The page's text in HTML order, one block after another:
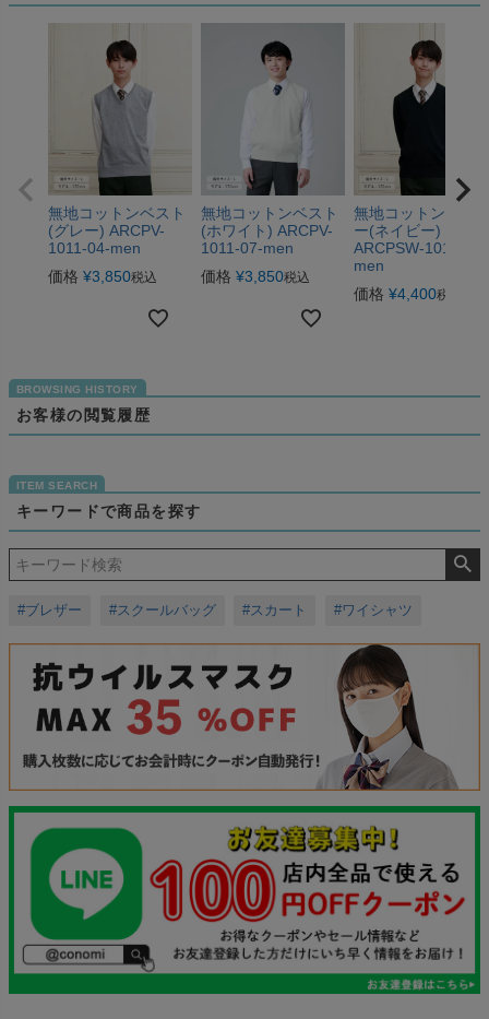
無地コットンベスト
(グレー) ARCPV-
1011-04-men
価格 ¥3,850税込
無地コットンベスト
(ホワイト) ARCPV-
1011-07-men
価格 ¥3,850税込
無地コットンセー
ー(ネイビー)
ARCPSW-1011-01-
men
価格 ¥4,400税込
お客様の閲覧履歴
キーワードで商品を探す
#ブレザー #スクールバッグ #スカート #ワイシャツ